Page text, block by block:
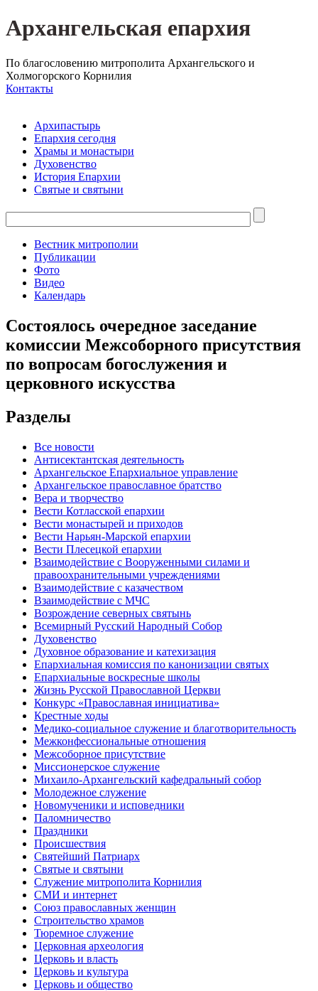
Архангельская епархия
По благословению митрополита Архангельского и
Холмогорского Корнилия
Контакты
Архипастырь
Епархия сегодня
Храмы и монастыри
Духовенство
История Епархии
Святые и святыни
Вестник митрополии
Публикации
Фото
Видео
Календарь
Состоялось очередное заседание
комиссии Межсоборного присутствия
по вопросам богослужения и
церковного искусства
Разделы
Все новости
Антисектантская деятельность
Архангельское Епархиальное управление
Архангельское православное братство
Вера и творчество
Вести Котласской епархии
Вести монастырей и приходов
Вести Нарьян-Марской епархии
Вести Плесецкой епархии
Взаимодействие с Вооруженными силами и
правоохранительными учреждениями
Взаимодействие с казачеством
Взаимодействие с МЧС
Возрождение северных святынь
Всемирный Русский Народный Собор
Духовенство
Духовное образование и катехизация
Епархиальная комиссия по канонизации святых
Епархиальные воскресные школы
Жизнь Русской Православной Церкви
Конкурс «Православная инициатива»
Крестные ходы
Медико-социальное служение и благотворительность
Межконфессиональные отношения
Межсоборное присутствие
Миссионерское служение
Михаило-Архангельский кафедральный собор
Молодежное служение
Новомученики и исповедники
Паломничество
Праздники
Происшествия
Святейший Патриарх
Святые и святыни
Служение митрополита Корнилия
СМИ и интернет
Союз православных женщин
Строительство храмов
Тюремное служение
Церковная археология
Церковь и власть
Церковь и культура
Церковь и общество